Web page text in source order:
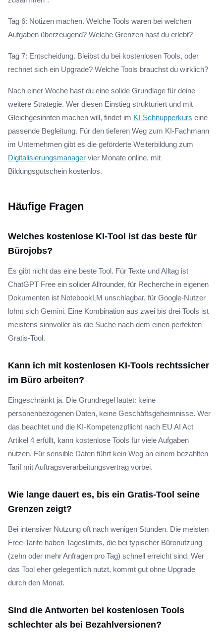
Tag 6: Notizen machen. Welche Tools waren bei welchen
Aufgaben überzeugend? Welche Grenzen hast du erlebt?
Tag 7: Entscheidung. Bleibst du bei kostenlosen Tools, oder
rechnet sich ein Upgrade? Welche Tools brauchst du wirklich?
Nach einer Woche hast du eine solide Grundlage für deine
weitere Strategie. Wer diesen Einstieg strukturiert und mit
Gleichgesinnten machen will, findet im KI-Schnupperkurs eine
passende Begleitung. Für den tieferen Weg zum KI-Fachmann
im Unternehmen gibt es die geförderte Weiterbildung zum
Digitalisierungsmanager vier Monate online, mit
Bildungsgutschein kostenlos.
Häufige Fragen
Welches kostenlose KI-Tool ist das beste für
Bürojobs?
Es gibt nicht das eine beste Tool. Für Texte und Alltag ist
ChatGPT Free ein solider Allrounder, für Recherche in eigenen
Dokumenten ist NotebookLM unschlagbar, für Google-Nutzer
lohnt sich Gemini. Eine Kombination aus zwei bis drei Tools ist
meistens sinnvoller als die Suche nach dem einen perfekten
Gratis-Tool.
Kann ich mit kostenlosen KI-Tools rechtssicher
im Büro arbeiten?
Eingeschränkt ja. Die Grundregel lautet: keine
personenbezogenen Daten, keine Geschäftsgeheimnisse. Wer
das beachtet und die KI-Kompetenzpflicht nach EU AI Act
Artikel 4 erfüllt, kann kostenlose Tools für viele Aufgaben
nutzen. Für sensible Daten führt kein Weg an einem bezahlten
Tarif mit Auftragsverarbeitungsvertrag vorbei.
Wie lange dauert es, bis ein Gratis-Tool seine
Grenzen zeigt?
Bei intensiver Nutzung oft nach wenigen Stunden. Die meisten
Free-Tarife haben Tageslimits, die bei typischer Büronutzung
(zehn oder mehr Anfragen pro Tag) schnell erreicht sind. Wer
das Tool eher gelegentlich nutzt, kommt gut ohne Upgrade
durch den Monat.
Sind die Antworten bei kostenlosen Tools
schlechter als bei Bezahlversionen?